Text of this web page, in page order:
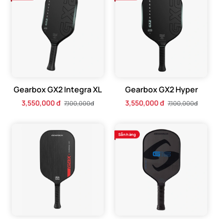
- Lõi Carbon Toray T-700 Mid Modulus 200 FAW: Loại sợi
carbon cao cấp này đảm bảo độ bền bỉ tối đa và khả năng
truyền lực hiệu quả, giúp mỗi cú đánh của bạn đều mạnh
mẽ và chính xác.
Gearbox GX2 Integra XL
3,550,000 đ 7,100,000đ
Gearbox GX2 Hyper
3,550,000 đ 7,100,000đ
Sẵn hàng